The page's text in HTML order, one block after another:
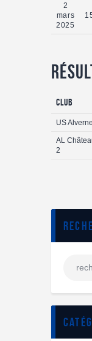
2
mars
2025
Club
US Alverne
AL
2